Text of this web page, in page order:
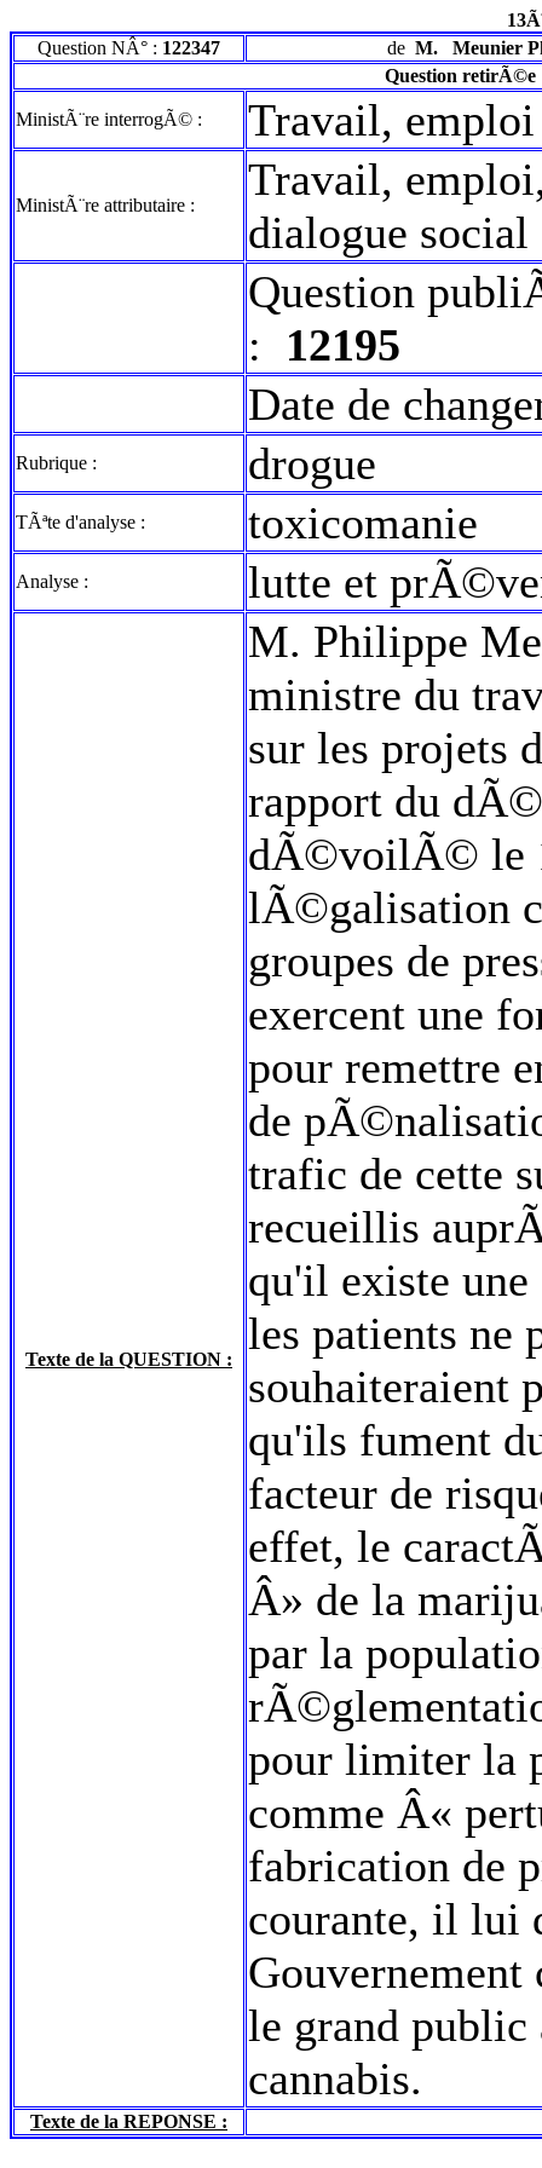
Question NÂ° : 122347 de M.
Meunier
Question retirÃ©e
MinistÃ¨re interrogÃ© : Travail,
MinistÃ¨re attributaire :
Travail,
dialogue social
Question
: 12195
Date de
Rubrique : drogue
TÃªte d'analyse : toxicomanie
Analyse : lutte et
Texte de la QUESTION :
M. Philippe
ministre du
sur les projets
rapport du
dÃ©voilÃ© le
lÃ©galisation
groupes de
exercent une
pour remettre
de
trafic de cette
recueillis
qu'il existe une
les patients ne
souhaiteraient
qu'ils fument
facteur de
effet, le
Â» de la
par la
pour limiter la
comme Â«
fabrication de
courante, il lui
Gouvernement
le grand public
cannabis.
Texte de la REPONSE :